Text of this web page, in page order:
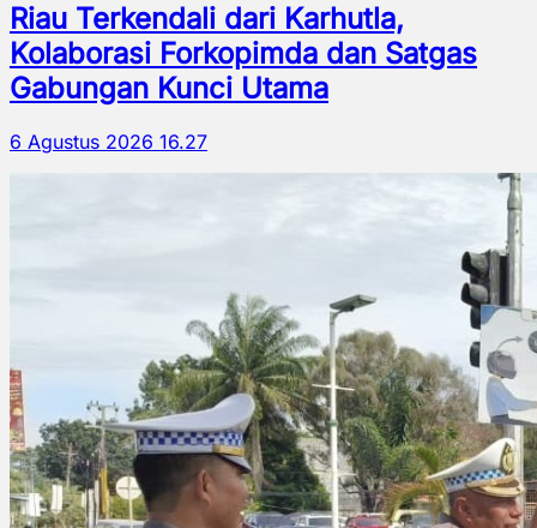
Riau Terkendali dari Karhutla,
Kolaborasi Forkopimda dan Satgas
Gabungan Kunci Utama
6 Agustus 2026 16.27